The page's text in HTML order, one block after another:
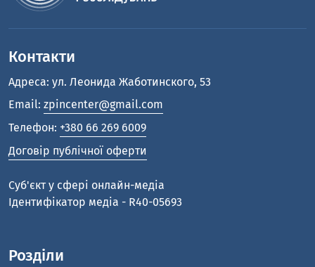
Контакти
Адреса: ул. Леонида Жаботинского, 53
Email: zpincenter@gmail.com
Телефон: +380 66 269 6009
Договір публічної оферти
Cуб'єкт у сфері онлайн-медіа
Ідентифікатор медіа - R40-05693
Розділи